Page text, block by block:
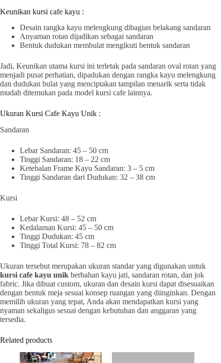
Keunikan kursi cafe kayu :
Desain rangka kayu melengkung dibagian belakang sandaran
Anyaman rotan dijadikan sebagai sandaran
Bentuk dudukan membulat mengikuti bentuk sandaran
Jadi, Keunikan utama kursi ini terletak pada sandaran oval rotan yang
menjadi pusat perhatian, dipadukan dengan rangka kayu melengkung
dan dudukan bulat yang menciptakan tampilan menarik serta tidak
mudah ditemukan pada model kursi cafe lainnya.
Ukuran Kursi Cafe Kayu Unik :
Sandaran
Lebar Sandaran: 45 – 50 cm
Tinggi Sandaran: 18 – 22 cm
Ketebalan Frame Kayu Sandaran: 3 – 5 cm
Tinggi Sandaran dari Dudukan: 32 – 38 cm
Kursi
Lebar Kursi: 48 – 52 cm
Kedalaman Kursi: 45 – 50 cm
Tinggi Dudukan: 45 cm
Tinggi Total Kursi: 78 – 82 cm
Ukuran tersebut merupakan ukuran standar yang digunakan untuk
kursi cafe kayu unik berbahan kayu jati, sandaran rotan, dan jok
fabric. Jika dibuat custom, ukuran dan desain kursi dapat disesuaikan
dengan bentuk meja sesuai konsep ruangan yang diinginkan. Dengan
memilih ukuran yang tepat, Anda akan mendapatkan kursi yang
nyaman sekaligus sesuai dengan kebutuhan dan anggaran yang
tersedia.
Related products